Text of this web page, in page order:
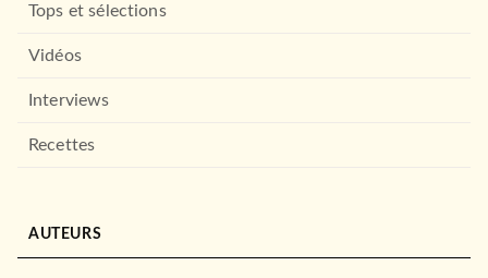
Tops et sélections
Vidéos
Interviews
Recettes
AUTEURS